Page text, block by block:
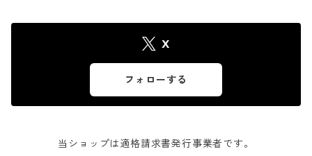
X
フォローする
当ショップは適格請求書発行事業者です。